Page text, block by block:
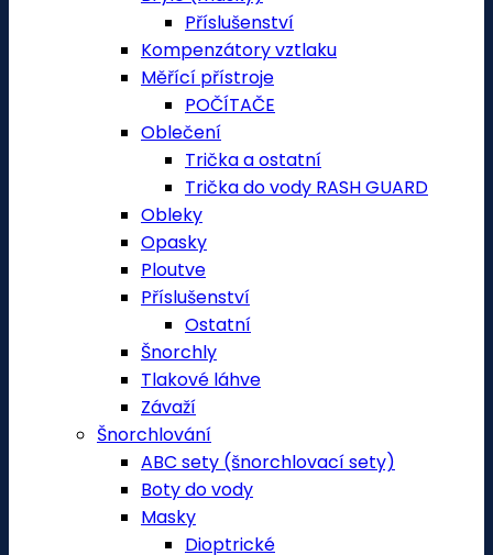
Příslušenství
Kompenzátory vztlaku
Měřící přístroje
POČÍTAČE
Oblečení
Trička a ostatní
Trička do vody RASH GUARD
Obleky
Opasky
Ploutve
Příslušenství
Ostatní
Šnorchly
Tlakové láhve
Závaží
Šnorchlování
ABC sety (šnorchlovací sety)
Boty do vody
Masky
Dioptrické